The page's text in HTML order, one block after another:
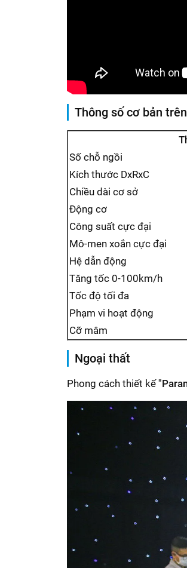
Thông số cơ bản
Số chỗ ngồi
Kích thước DxRxC
Chiều dài cơ sở
Động cơ
Công suất cực đại
Mô-men xoắn cực đại
Hệ dẫn động
Tăng tốc 0-100km/h
Tốc độ tối đa
Phạm vi hoạt động
Cỡ mâm
Ngoại thất
Phong cách thiết kế